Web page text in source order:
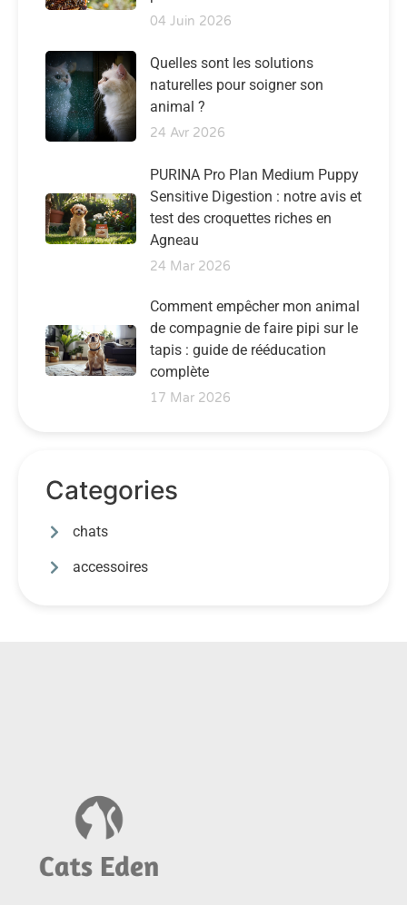
04 Juin 2026
Quelles sont les solutions
naturelles pour soigner son
animal ?
24 Avr 2026
PURINA Pro Plan Medium Puppy
Sensitive Digestion : notre avis et
test des croquettes riches en
Agneau
24 Mar 2026
Comment empêcher mon animal
de compagnie de faire pipi sur le
tapis : guide de rééducation
complète
17 Mar 2026
Categories
chats
accessoires